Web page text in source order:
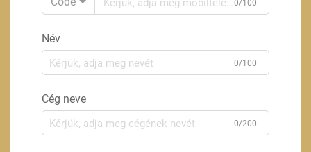
0/100
Név
0/100
Cég neve
0/200